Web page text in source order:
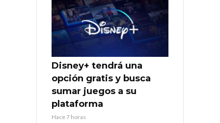
Disney+ tendrá una
opción gratis y busca
sumar juegos a su
plataforma
Hace 7 horas